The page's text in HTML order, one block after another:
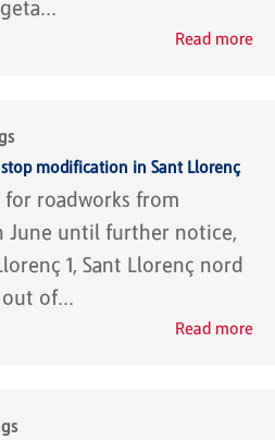
Read more
stop modification in Sant Llorenç
roadworks from
June until further notice,
1, Sant Llorenç nord
of...
Read more